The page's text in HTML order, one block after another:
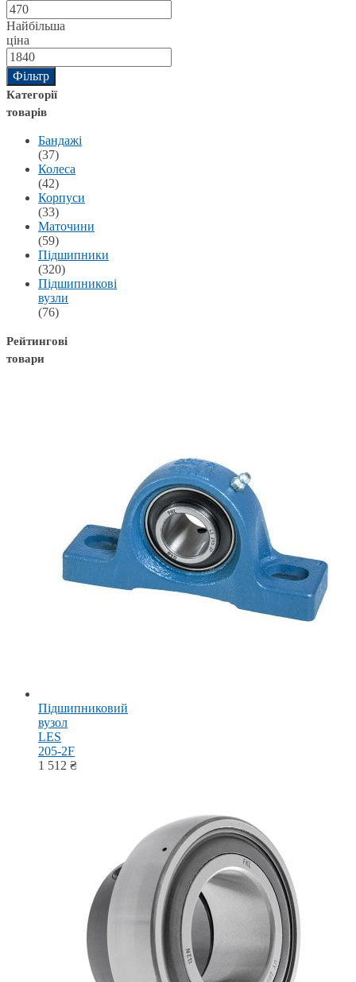
Найбільша
ціна
Фільтр
Категорії
товарів
Бандажі
(37)
Колеса
(42)
Корпуси
(33)
Маточини
(59)
Підшипники
(320)
Підшипникові
вузли
(76)
Рейтингові
товари
Підшипниковий
вузол
LES
205-2F
1 512 ₴